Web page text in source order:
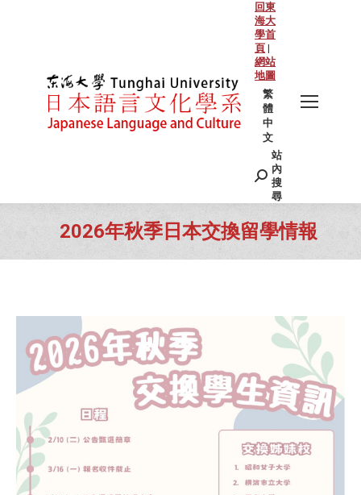
回東
海大
學首
頁 |
網站
地圖
繁
體
中
文
Search:
站
內
搜
尋
2026年秋季日本交換留學情報
You are here: